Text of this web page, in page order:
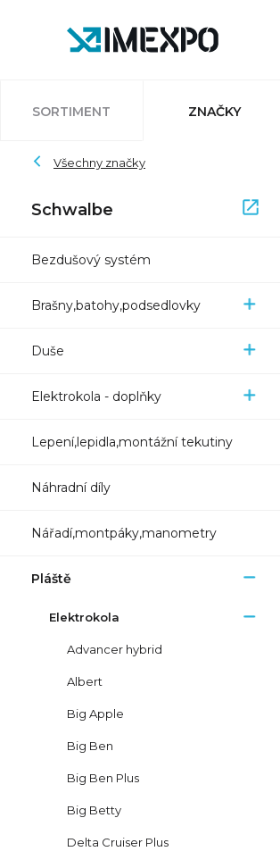
SORTIMENT ZNAČKY
Auvray
Atlantic
Bleedkit
Bosch
Impac
Schwalbe
Všechny značky
Schwalbe
Bezdušový systém
Brašny,batohy,podsedlovky
Duše
Elektrokola - doplňky
Lepení,lepidla,montážní tekutiny
Náhradní díly
Nářadí,montpáky,manometry
Pláště
Elektrokola
Advancer hybrid
Albert
Big Apple
Big Ben
Big Ben Plus
Big Betty
Delta Cruiser Plus
Pletscher
Ryde
Sapim
Trelock
Zefal
XON